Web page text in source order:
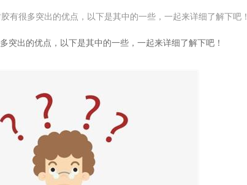
有很多突出的优点，以下是其中的一些，一起来详细了解下吧！
突出的优点，以下是其中的一些，一起来详细了解下吧！